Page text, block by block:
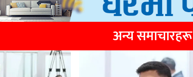
अन्य समाचारहरू